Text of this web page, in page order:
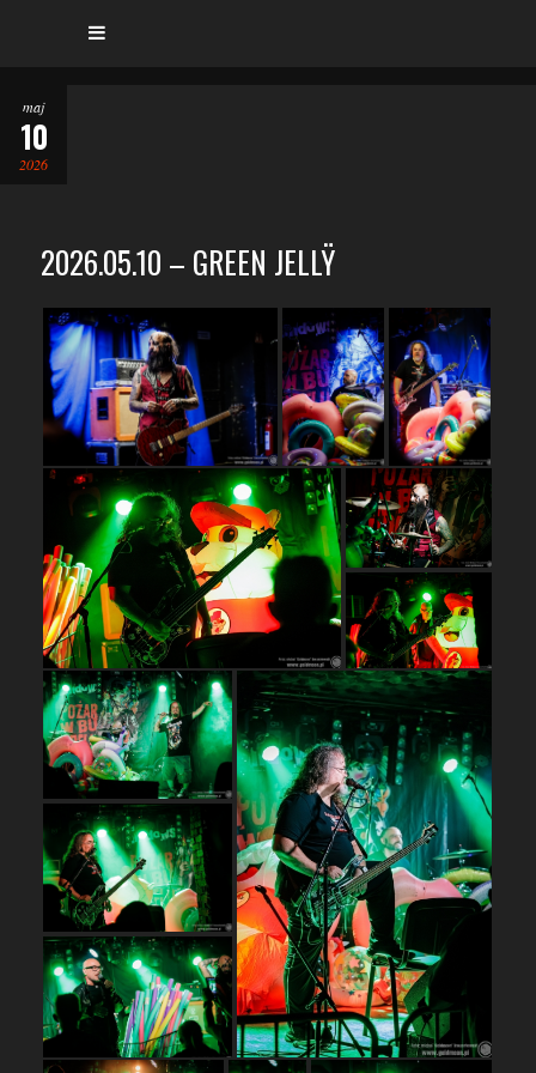
maj
10
2026
2026.05.10 – GREEN JELLŸ